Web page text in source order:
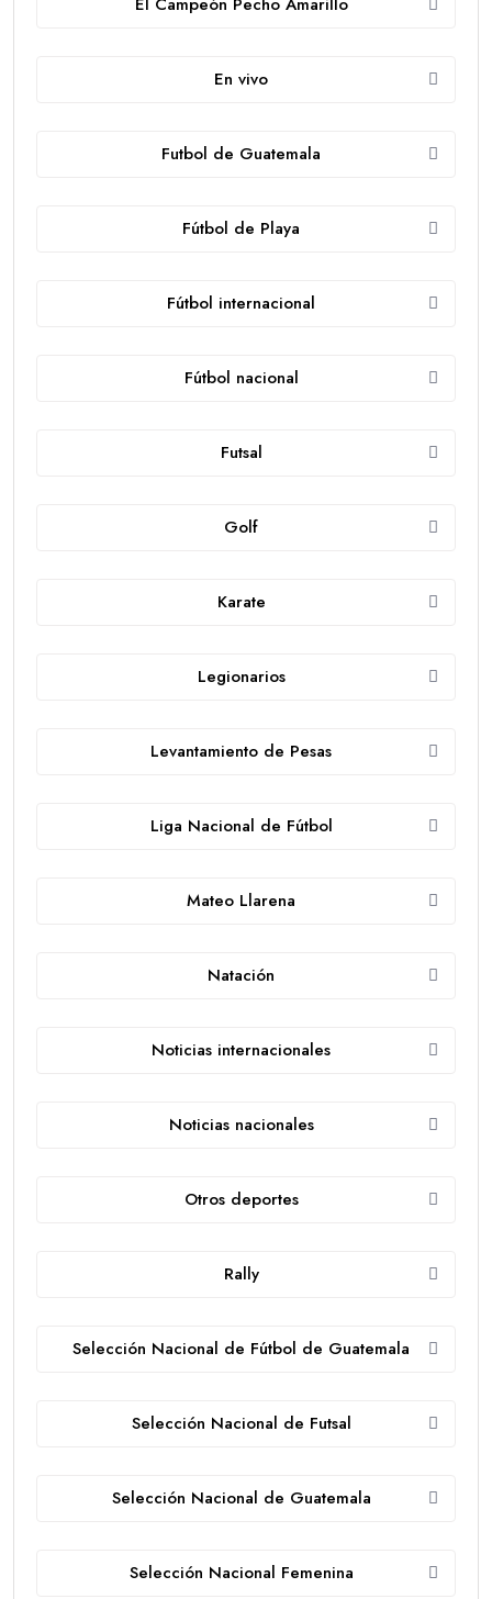
En vivo
Futbol de Guatemala
Fútbol de Playa
Fútbol internacional
Fútbol nacional
Futsal
Golf
Karate
Legionarios
Levantamiento de Pesas
Liga Nacional de Fútbol
Mateo Llarena
Natación
Noticias internacionales
Noticias nacionales
Otros deportes
Rally
Selección Nacional de Fútbol de Guatemala
Selección Nacional de Futsal
Selección Nacional de Guatemala
Selección Nacional Femenina